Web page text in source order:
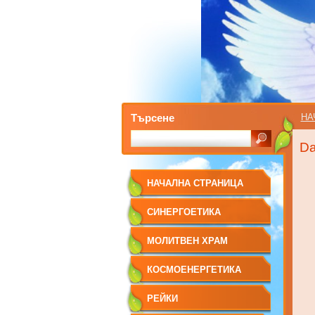
НАЧАЛНА СТРАНИЦА
СИНЕРГОЕТИКА
МОЛИТВЕН ХРАМ
КОСМОЕНЕРГЕТИКА
РЕЙКИ
Търсене